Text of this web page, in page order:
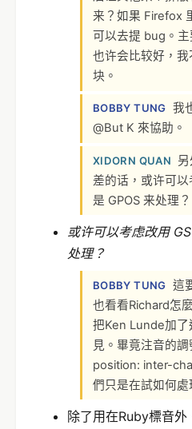
来？如果 Firefox
可以去提 bug。
也许会比较好，
块。
BOBBY TUNG 我
@But K 來協助。
XIDORN QUAN
差的话，或许可
是 GPOS 来处理？
或许可以考虑改用
处理？
BOBBY TUNG 這
也看看Richard怎
把Ken Lunde加了
見。畢竟注音的
position: inter-
們只是在試如何處
除了用在Ruby標音外